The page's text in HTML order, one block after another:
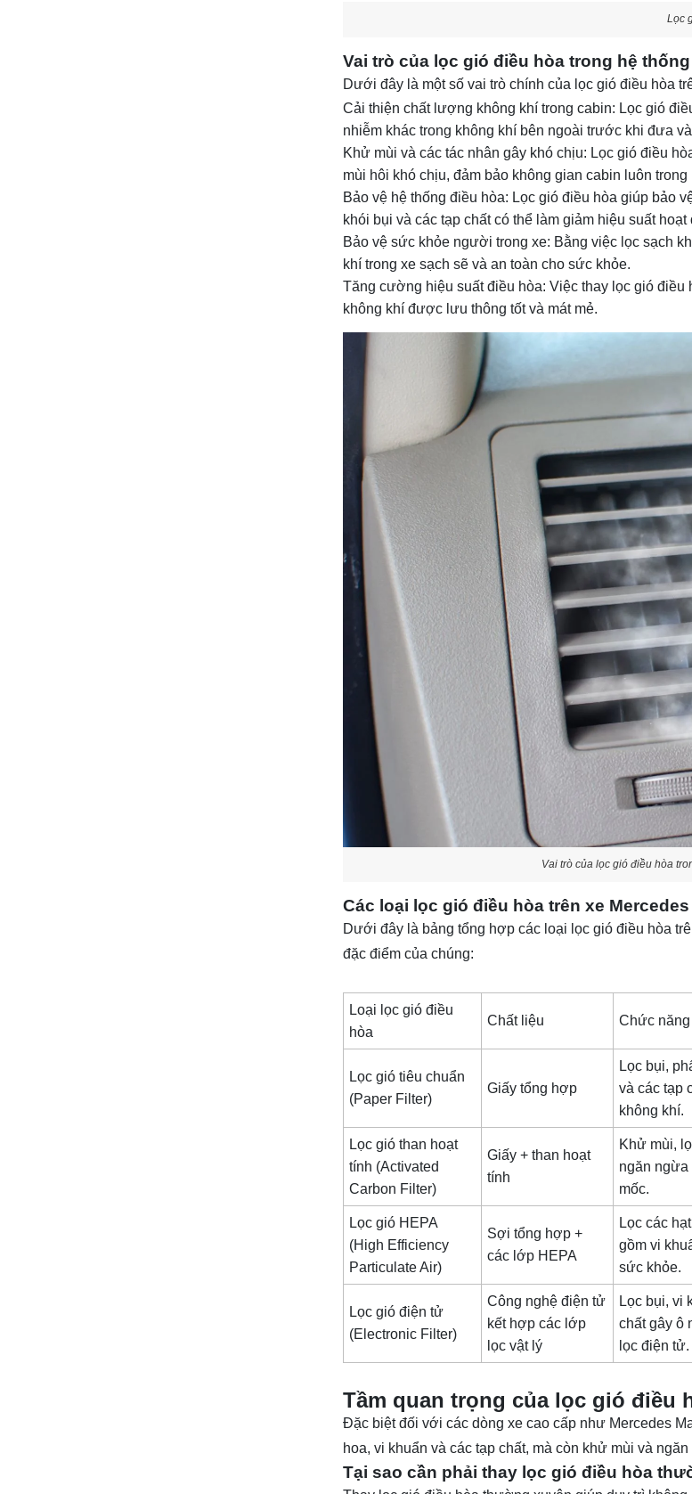
Lọc
Vai trò của lọc gió điều hòa trong hệ
Dưới đây là một số vai trò chính của lọc gió điều hòa
Cải thiện chất lượng không khí trong cabin: Lọc gió
nhiễm khác trong không khí bên ngoài trước khi đưa
Khử mùi và các tác nhân gây khó chịu: Lọc gió điều
mùi hôi khó chịu, đảm bảo không gian cabin luôn trong
Bảo vệ hệ thống điều hòa: Lọc gió điều hòa giúp bảo
khói bụi và các tạp chất có thể làm giảm hiệu suất
Bảo vệ sức khỏe người trong xe: Bằng việc lọc sạch
khí trong xe sạch sẽ và an toàn cho sức khỏe.
Tăng cường hiệu suất điều hòa: Việc thay lọc gió điều
không khí được lưu thông tốt và mát mẻ.
Vai trò của lọc gió điều hòa
Các loại lọc gió điều hòa trên xe
Dưới đây là bảng tổng hợp các loại lọc gió điều hòa
đặc điểm của chúng:
Loại lọc gió điều
hòa
Chất liệu Chức
Lọc gió tiêu chuẩn
(Paper Filter)
Giấy tổng hợp
Lọc bụi,
và các tạp
không khí.
Lọc gió than hoạt
tính (Activated
Carbon Filter)
Giấy + than hoạt
tính
Khử mùi,
ngăn ngừa
mốc.
Lọc gió HEPA
(High Efficiency
Particulate Air)
Sợi tổng hợp +
các lớp HEPA
Lọc các
gồm vi
sức khỏe.
Lọc gió điện tử
(Electronic Filter)
Công nghệ điện tử
kết hợp các lớp
lọc vật lý
Lọc bụi, vi
chất gây ô
lọc điện tử.
Tầm quan trọng của lọc gió điều
Đặc biệt đối với các dòng xe cao cấp như Mercedes
hoa, vi khuẩn và các tạp chất, mà còn khử mùi và
Tại sao cần phải thay lọc gió điều hòa